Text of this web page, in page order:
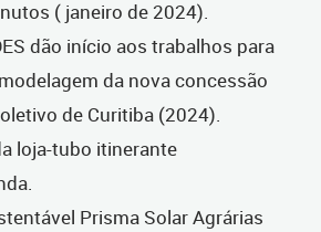
( janeiro de 2024).
dão início aos trabalhos para
da nova concessão
de Curitiba (2024).
loja-tubo itinerante
Prisma Solar Agrárias